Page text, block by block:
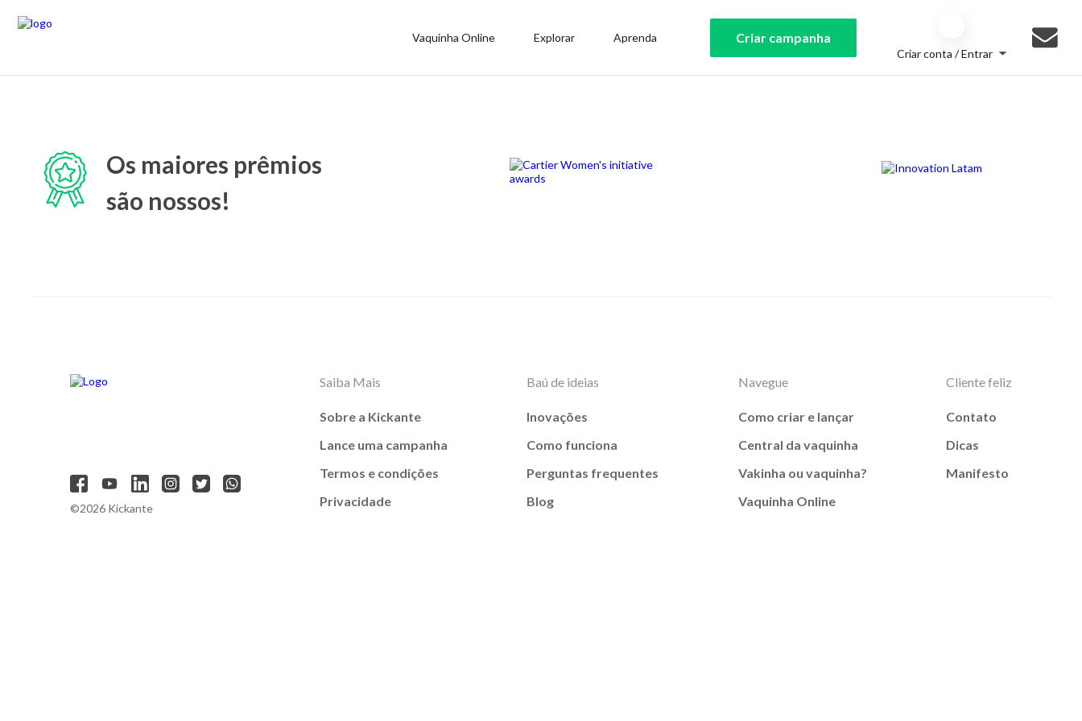
Vaquinha Online Explorar Aprenda Criar campanha
Criar conta / Entrar
Os maiores prêmios
são nossos!
©2026 Kickante
Saiba Mais
Sobre a Kickante
Lance uma campanha
Termos e condições
Privacidade
Baú de ideias
Inovações
Como funciona
Perguntas frequentes
Blog
Navegue
Como criar e lançar
Central da vaquinha
Vakinha ou vaquinha?
Vaquinha Online
Cliente feliz
Contato
Dicas
Manifesto